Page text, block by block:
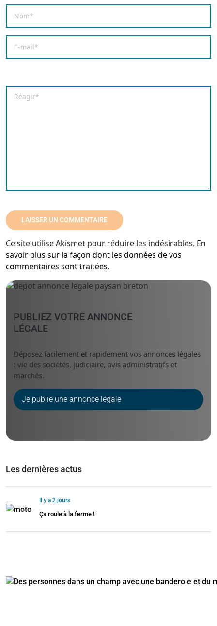
Ce site utilise Akismet pour réduire les indésirables. En
savoir plus sur la façon dont les données de vos
commentaires sont traitées.
PUBLIEZ VOTRE ANNONCE
LÉGALE
Déposez facilement et rapidement vos annonces légales
: vie des sociétés, judiciaire, avis administratifs et
marchés.
Je publie une annonce légale
Les dernières actus
Il y a 2 jours
Ça roule à la ferme !